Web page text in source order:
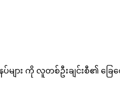
များ ကို လူတစ်ဦးချင်းစီ၏ ခြ